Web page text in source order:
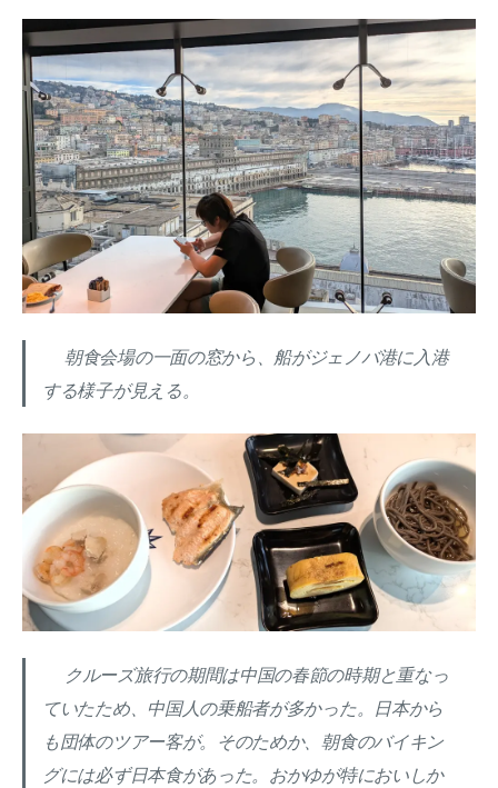
朝食会場の一面の窓から、船がジェノバ港に入港
する様子が見える。
クルーズ旅行の期間は中国の春節の時期と重なっ
ていたため、中国人の乗船者が多かった。日本から
も団体のツアー客が。そのためか、朝食のバイキン
グには必ず日本食があった。おかゆが特においしか